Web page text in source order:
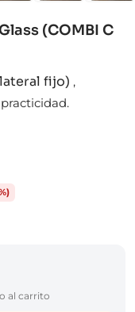
(COMBI C
fijo) ,
al carrito